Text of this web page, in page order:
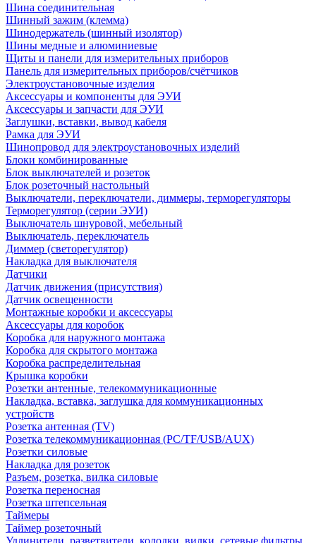
Шина соединительная
Шинный зажим (клемма)
Шинодержатель (шинный изолятор)
Шины медные и алюминиевые
Щиты и панели для измерительных приборов
Панель для измерительных приборов/счётчиков
Электроустановочные изделия
Аксессуары и компоненты для ЭУИ
Аксессуары и запчасти для ЭУИ
Заглушки, вставки, вывод кабеля
Рамка для ЭУИ
Шинопровод для электроустановочных изделий
Блоки комбинированные
Блок выключателей и розеток
Блок розеточный настольный
Выключатели, переключатели, диммеры, терморегуляторы
Терморегулятор (серии ЭУИ)
Выключатель шнуровой, мебельный
Выключатель, переключатель
Диммер (светорегулятор)
Накладка для выключателя
Датчики
Датчик движения (присутствия)
Датчик освещенности
Монтажные коробки и аксессуары
Аксессуары для коробок
Коробка для наружного монтажа
Коробка для скрытого монтажа
Коробка распределительная
Крышка коробки
Розетки антенные, телекоммуникационные
Накладка, вставка, заглушка для коммуникационных
устройств
Розетка антенная (TV)
Розетка телекоммуникационная (PC/TF/USB/AUX)
Розетки силовые
Накладка для розеток
Разъем, розетка, вилка силовые
Розетка переносная
Розетка штепсельная
Таймеры
Таймер розеточный
Удлинители, разветвители, колодки, вилки, сетевые фильтры